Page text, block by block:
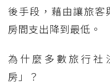
後手段，藉由讓旅客
房間支出降到最低。
為什麼多數旅行社
房」？